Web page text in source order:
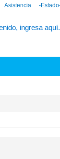
Asistencia
ingresa aquí.